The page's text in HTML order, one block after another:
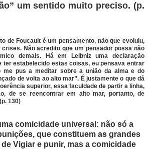
um sentido muito preciso. (p.
de Foucault é um pensamento, não que evoluiu,
Não acredito que um pensador possa não
demais. Há em Leibniz uma declaração
ter estabelecido estas coisas, eu pensava entrar
me pus a meditar sobre a união da alma e do
de volta ao alto mar”. É justamente o que dá
superior, essa faculdade de partir a linha,
de se reencontrar em alto mar, portanto, de
130)
comicidade universal: não só a
que constituem as grandes
Vigiar e punir, mas a comicidade